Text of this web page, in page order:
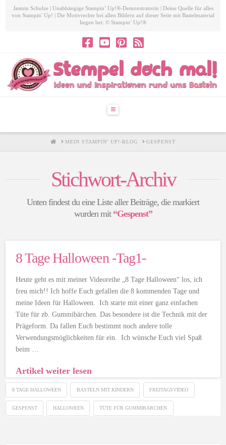
Jasmin Schulze | Unabhängige Stampin’ Up!®-Demonstratorin | Deine Quelle für alles
von Stampin' Up! | Die Motivrechte bei allen Bildern auf dieser Seite mit Bastelmaterial
liegen bei: © Stampin’ Up!®
Navigation
HOMEMEIN STAMPIN' UP!-BLOG GESPENST
Stichwort-Archiv
Unten findest du eine Liste aller Beiträge, die markiert
wurden mit “Gespenst”
8 Tage Halloween -Tag1-
Heute geht es mit meiner Videoreihe „8 Tage Halloween“ los, ich
freu mich!! Ich hoffe Euch gefallen die 8 kommenden Tage und
meine Ideen für Halloween. Ich starte mit einer ganz einfachen
Tüte für zb. Gummibärchen. Das besondere ist die Technik mit der
Prägeform. Da fallen Euch bestimmt noch andere tolle
Verwendungsmöglichkeiten für ein. Ich wünsche Euch viel Spaß
beim …
Artikel weiter lesen
8 TAGE HALLOWEEN BASTELN MIT KINDERN FREITAGSVIDEO
GESPENST HALLOWEEN TÜTE FÜR GUMMIBÄRCHEN